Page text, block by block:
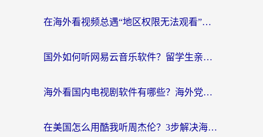
在海外看视频总遇“地区权限无法观看”？这篇攻略帮你轻松解锁国内影视动漫
国外如何听网易云音乐软件？留学生亲测有效的回国加速方案
海外看国内电视剧软件有哪些？海外党专属追剧指南来了
在美国怎么用酷我听周杰伦？3步解决海外听歌地域限制，附QQ音乐网易云通用技巧